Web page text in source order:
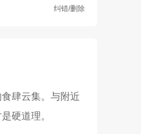
纠错/删除
肆云集。与附近
硬道理。